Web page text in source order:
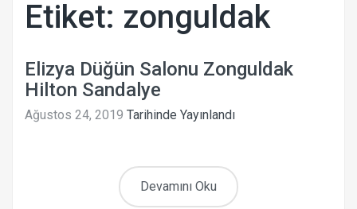
Etiket: zonguldak
Elizya Düğün Salonu Zonguldak
Hilton Sandalye
Ağustos 24, 2019 Tarihinde Yayınlandı
Devamını Oku